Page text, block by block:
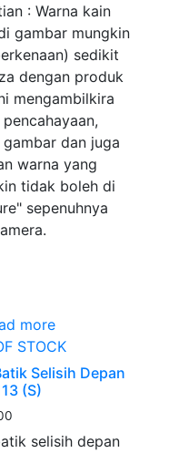
: Warna kain
gambar mungkin
sedikit
dengan produk
mengambilkira
dan juga
warna yang
tidak boleh di
sepenuhnya
more
STOCK
Selisih Depan
(S)
selisih depan